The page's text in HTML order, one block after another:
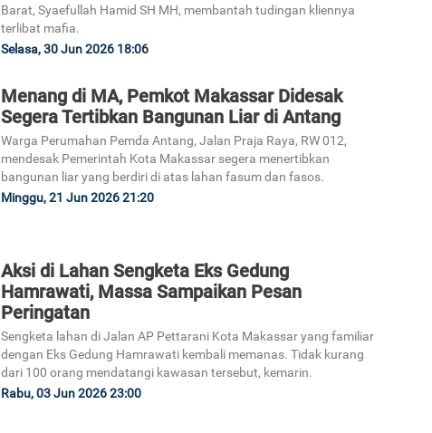
Barat, Syaefullah Hamid SH MH, membantah tudingan kliennya
terlibat mafia.
Selasa, 30 Jun 2026 18:06
Menang di MA, Pemkot Makassar Didesak
Segera Tertibkan Bangunan Liar di Antang
Warga Perumahan Pemda Antang, Jalan Praja Raya, RW 012,
mendesak Pemerintah Kota Makassar segera menertibkan
bangunan liar yang berdiri di atas lahan fasum dan fasos.
Minggu, 21 Jun 2026 21:20
Aksi di Lahan Sengketa Eks Gedung
Hamrawati, Massa Sampaikan Pesan
Peringatan
Sengketa lahan di Jalan AP Pettarani Kota Makassar yang familiar
dengan Eks Gedung Hamrawati kembali memanas. Tidak kurang
dari 100 orang mendatangi kawasan tersebut, kemarin.
Rabu, 03 Jun 2026 23:00